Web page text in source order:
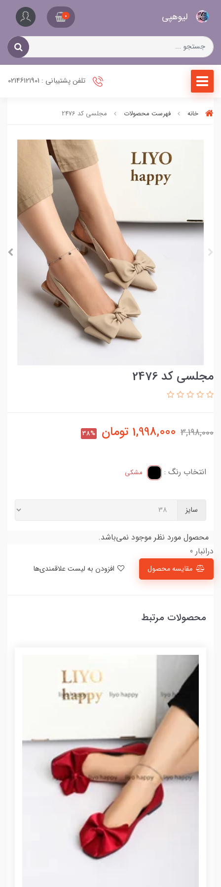
لیو‌هپی 0
تلفن پشتیبانی : 02146121901
خانه فهرست محصولات مجلسی کد 2476
مجلسی کد 2476
3,198,000
1,998,000 تومان 38%
انتخاب رنگ : مشکی
سایز
محصول مورد نظر موجود نمی‌باشد.
درانبار 0
مقایسه محصول
محصولات مرتبط